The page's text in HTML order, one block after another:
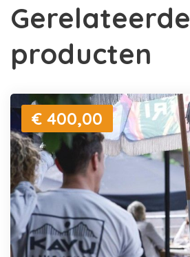
Gerelateerde
producten
€ 400,00